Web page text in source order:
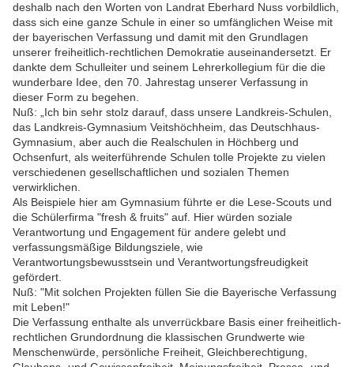
deshalb nach den Worten von Landrat Eberhard Nuss vorbildlich,
dass sich eine ganze Schule in einer so umfänglichen Weise mit
der bayerischen Verfassung und damit mit den Grundlagen
unserer freiheitlich-rechtlichen Demokratie auseinandersetzt. Er
dankte dem Schulleiter und seinem Lehrerkollegium für die die
wunderbare Idee, den 70. Jahrestag unserer Verfassung in
dieser Form zu begehen.
Nuß: „Ich bin sehr stolz darauf, dass unsere Landkreis-Schulen,
das Landkreis-Gymnasium Veitshöchheim, das Deutschhaus-
Gymnasium, aber auch die Realschulen in Höchberg und
Ochsenfurt, als weiterführende Schulen tolle Projekte zu vielen
verschiedenen gesellschaftlichen und sozialen Themen
verwirklichen.
Als Beispiele hier am Gymnasium führte er die Lese-Scouts und
die Schülerfirma "fresh & fruits" auf. Hier würden soziale
Verantwortung und Engagement für andere gelebt und
verfassungsmäßige Bildungsziele, wie
Verantwortungsbewusstsein und Verantwortungsfreudigkeit
gefördert.
Nuß: "Mit solchen Projekten füllen Sie die Bayerische Verfassung
mit Leben!"
Die Verfassung enthalte als unverrückbare Basis einer freiheitlich-
rechtlichen Grundordnung die klassischen Grundwerte wie
Menschenwürde, persönliche Freiheit, Gleichberechtigung,